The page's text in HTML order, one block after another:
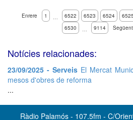
Enrere 1 … 6522 6523 6524 6525
6530
… 9114 Següent
Notícies relacionades:
23/09/2025 - Serveis El Mercat
mesos d'obres de reforma
...
Ràdio Palamós - 107.5fm - C/